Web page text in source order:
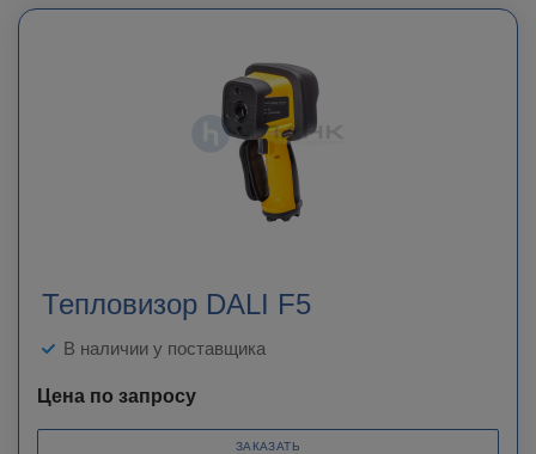
Тепловизор DALI F5
В наличии у поставщика
Цена по запросу
ЗАКАЗАТЬ